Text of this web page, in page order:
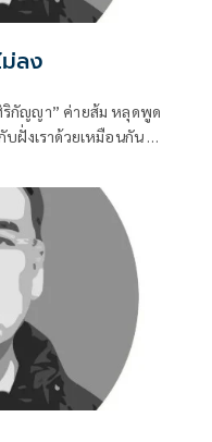
ลง
ริกัญญา” ค่ายส้ม หลุดพูด
บฝั่งเราด้วยเหมือนกัน ไม่